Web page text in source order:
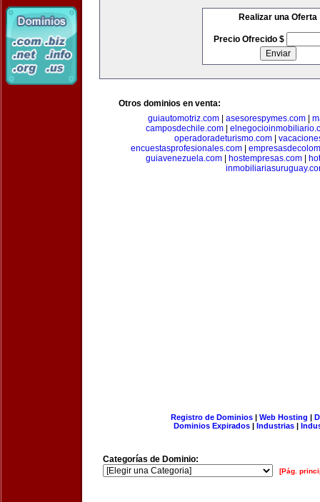
Realizar una Oferta
Precio Ofrecido $
Otros dominios en venta:
guiautomotriz.com
asesorespymes.com
camposdechile.com
operadoradeturismo.com
encuestasprofesionales.com|
guiavenezuela.com| hostempresas.com|
Registro de Dominios| Web Hosting |
Dominios Expirados | Industrias |
Categorías de Dominio:
[Pág.